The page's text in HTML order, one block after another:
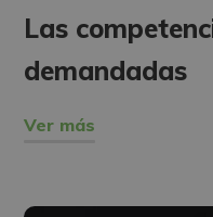
Las
demandadas
Ver más